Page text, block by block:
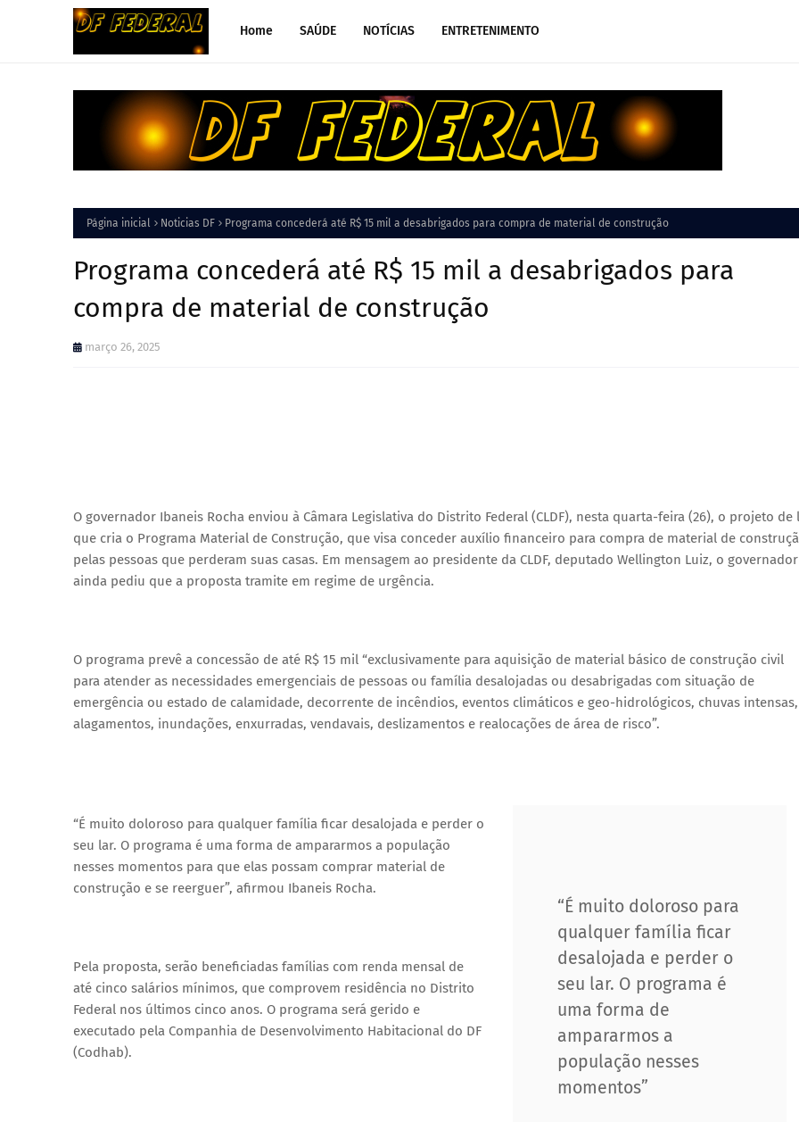
Home SAÚDE NOTÍCIAS ENTRETENIMENTO
Página inicial Noticias DF Programa concederá até R$ 15 mil a desabrigados para compra de material de construção
Programa concederá até R$ 15 mil a desabrigados para
compra de material de construção
março 26, 2025
O governador Ibaneis Rocha enviou à Câmara Legislativa do Distrito Federal (CLDF), nesta quarta-feira (26), o projeto de
que cria o Programa Material de Construção, que visa conceder auxílio financeiro para compra de material de
pelas pessoas que perderam suas casas. Em mensagem ao presidente da CLDF, deputado Wellington Luiz, o governador
ainda pediu que a proposta tramite em regime de urgência.
O programa prevê a concessão de até R$ 15 mil “exclusivamente para aquisição de material básico de construção civil
para atender as necessidades emergenciais de pessoas ou família desalojadas ou desabrigadas com situação de
emergência ou estado de calamidade, decorrente de incêndios, eventos climáticos e geo-hidrológicos, chuvas intensas,
alagamentos, inundações, enxurradas, vendavais, deslizamentos e realocações de área de risco”.
“É muito doloroso para
qualquer família ficar
desalojada e perder o
seu lar. O programa é
uma forma de
ampararmos a
população nesses
momentos”
“É muito doloroso para qualquer família ficar desalojada e perder o
seu lar. O programa é uma forma de ampararmos a população
nesses momentos para que elas possam comprar material de
construção e se reerguer”, afirmou Ibaneis Rocha.
Pela proposta, serão beneficiadas famílias com renda mensal de
até cinco salários mínimos, que comprovem residência no Distrito
Federal nos últimos cinco anos. O programa será gerido e
executado pela Companhia de Desenvolvimento Habitacional do DF
(Codhab).